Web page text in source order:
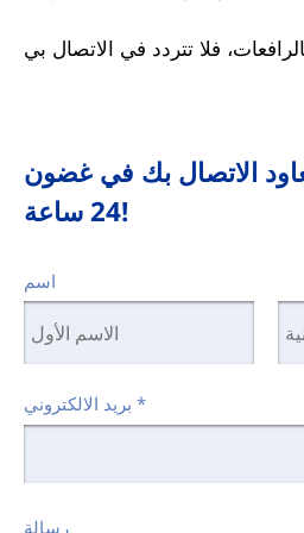
الاتصال بك في غضون
24 ساعة!
اسم
*
رسالة